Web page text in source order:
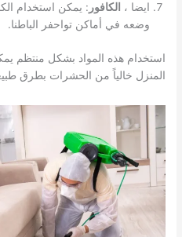
ايضا ، الكافور : يمكن استخدام
وضعه في أماكن تواحفر الباطنا.
استخدام هذه المواد بشكل منتظم
المنزل خالياً من الحشرات بطرق